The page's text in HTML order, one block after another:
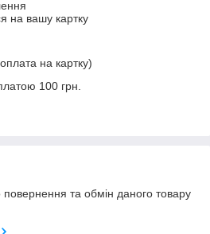
на вашу картку
на картку)
100 грн.
та обмін даного товару